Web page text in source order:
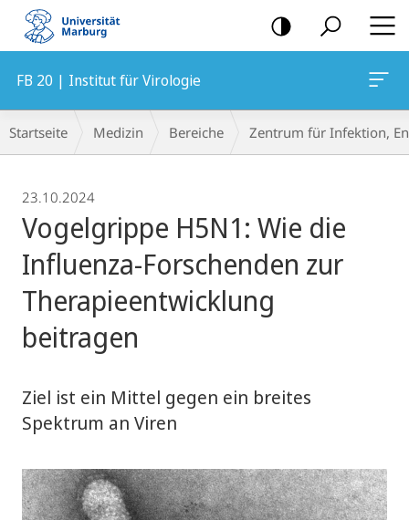
Mobile-
Navigation
FB 20 | Institut für Virologie
Breadcrumb-
Navigation
Startseite Medizin Bereiche Zentrum für Infektion,
23.10.2024
Vogelgrippe H5N1: Wie die
Influenza-Forschenden zur
Therapieentwicklung
beitragen
Ziel ist ein Mittel gegen ein breites
Spektrum an Viren